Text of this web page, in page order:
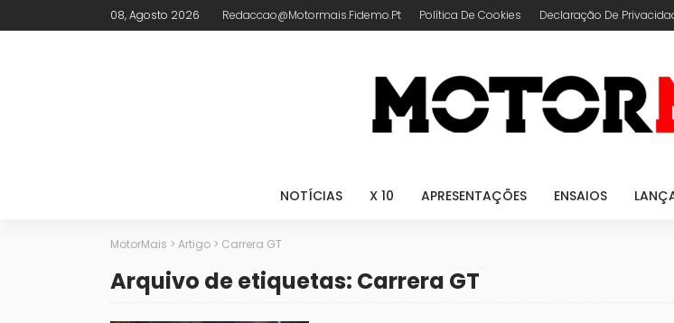
08, Agosto 2026 Redaccao@motormais.fidemo.pt Política De Cookies Declaração De
NOTÍCIAS X 10 APRESENTAÇÕES ENSAIOS
MotorMais > Artigo > Carrera GT
Arquivo de etiquetas: Carrera GT